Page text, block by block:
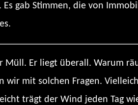
gab Stimmen, die von
Müll. Er liegt überall. Warum
wir mit solchen Fragen.
trägt der Wind jeden Tag